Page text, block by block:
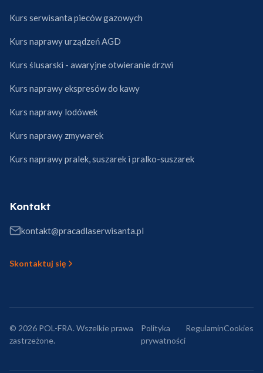
Kurs serwisanta pieców gazowych
Kurs naprawy urządzeń AGD
Kurs ślusarski - awaryjne otwieranie drzwi
Kurs naprawy ekspresów do kawy
Kurs naprawy lodówek
Kurs naprawy zmywarek
Kurs naprawy pralek, suszarek i pralko-suszarek
Kontakt
kontakt@pracadlaserwisanta.pl
Skontaktuj się
© 2026 POL-FRA. Wszelkie prawa
zastrzeżone.
Polityka
prywatności
RegulaminCookies